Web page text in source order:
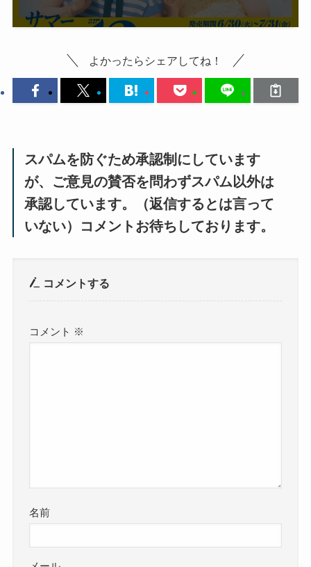
よかったらシェアしてね！
スパムを防ぐため承認制にしています
が、ご意見の賛否を問わずスパム以外は
承認しています。（返信するとは言って
いない）コメントお待ちしております。
コメントする
コメント ※
名前